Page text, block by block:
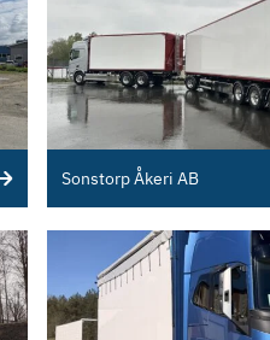
Sonstorp Åkeri AB